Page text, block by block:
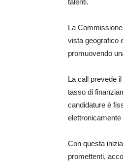
talenti.
La
vista geografico
promuovendo
La call prevede
tasso di
candidature è
Con questa
promettenti,